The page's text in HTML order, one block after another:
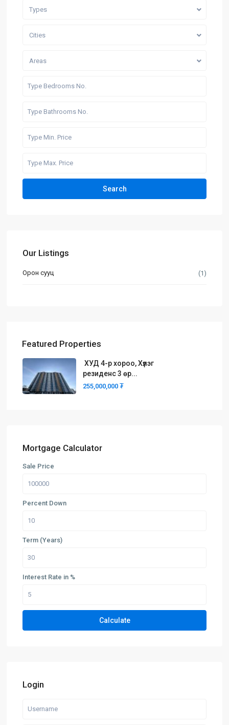
Types
Cities
Areas
Search
Our Listings
Орон сууц (1)
Featured Properties
ХУД 4-р хороо, Хүлэг
резиденс 3 өр...
255,000,000 ₮
Mortgage Calculator
Sale Price
Percent Down
Term (Years)
Interest Rate in %
Calculate
Login